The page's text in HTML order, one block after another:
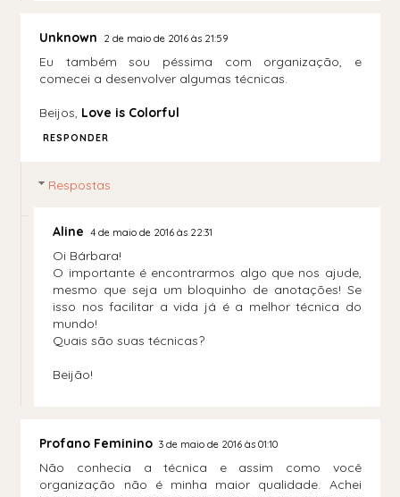
Unknown 2 de maio de 2016 às 21:59
Eu também sou péssima com organização, e
comecei a desenvolver algumas técnicas.
Beijos, Love is Colorful
RESPONDER
Respostas
Aline 4 de maio de 2016 às 22:31
Oi Bárbara!
O importante é encontrarmos algo que nos ajude,
mesmo que seja um bloquinho de anotações! Se
isso nos facilitar a vida já é a melhor técnica do
mundo!
Quais são suas técnicas?
Beijão!
Profano Feminino 3 de maio de 2016 às 01:10
Não conhecia a técnica e assim como você
organização não é minha maior qualidade. Achei